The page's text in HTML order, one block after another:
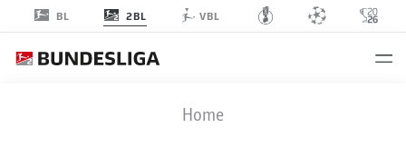
BL 2BL VBL
Home